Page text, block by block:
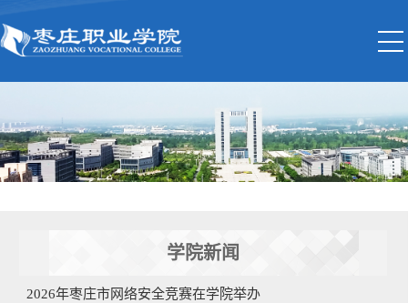
学院新闻
2026年枣庄市网络安全竞赛在学院举办